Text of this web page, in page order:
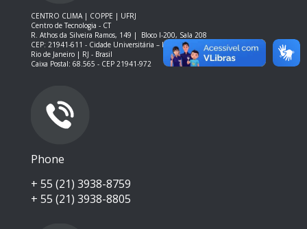
CENTRO CLIMA | COPPE | UFRJ
Centro de Tecnologia - CT
R. Athos da Silveira Ramos, 149 |
Bloco I-200, Sala 208
CEP: 21941-611 - Cidade Universitária – Ilha do Fundão – RJ
Rio de Janeiro | RJ - Brasil
Caixa Postal: 68.565 - CEP 21941-972
Phone
+ 55 (21) 3938-8759
+ 55 (21) 3938-8805